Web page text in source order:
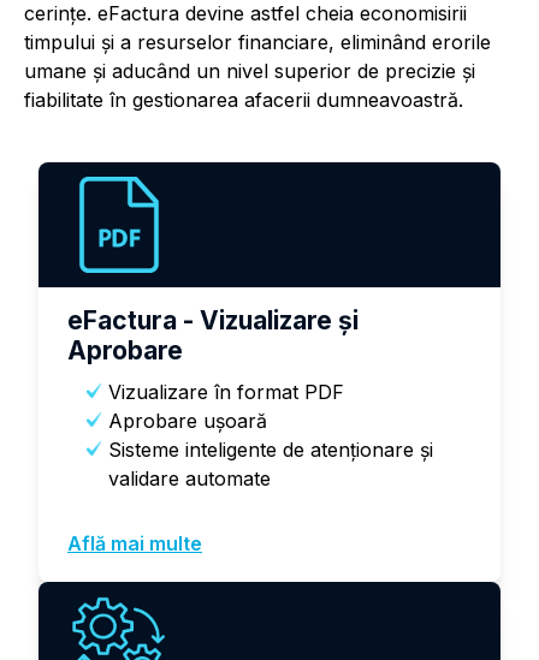
cerințe. eFactura devine astfel cheia economisirii
timpului și a resurselor financiare, eliminând erorile
umane și aducând un nivel superior de precizie și
fiabilitate în gestionarea afacerii dumneavoastră.
eFactura - Vizualizare și
Aprobare
Vizualizare în format PDF
Aprobare ușoară
Sisteme inteligente de atenţionare și
validare automate
Află mai multe